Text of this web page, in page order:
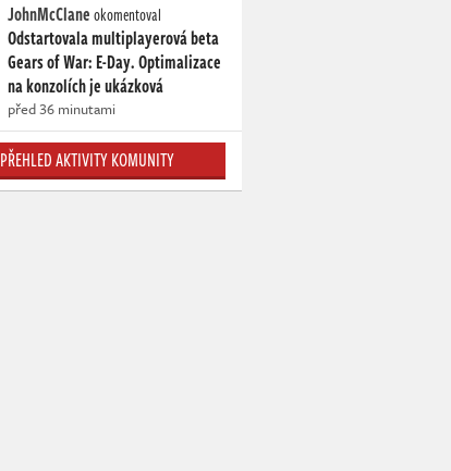
JohnMcClaneokomentoval
Odstartovala multiplayerová beta
Gears of War: E-Day. Optimalizace
na konzolích je ukázková
před 36 minutami
PŘEHLED AKTIVITY KOMUNITY